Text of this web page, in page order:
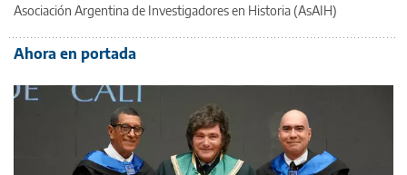
Asociación Argentina de Investigadores en Historia (AsAIH)
Ahora en portada